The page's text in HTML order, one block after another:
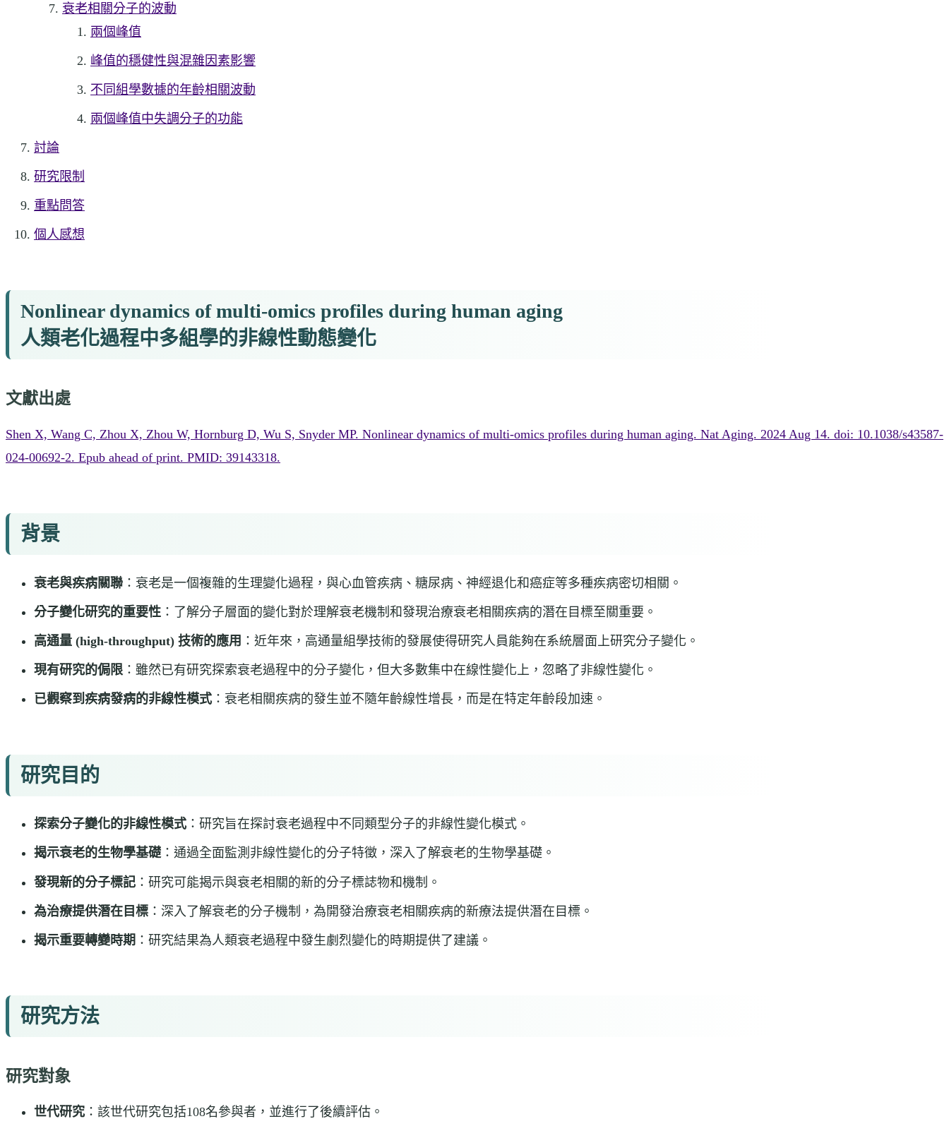
衰老相關分子的波動
兩個峰值
峰值的穩健性與混雜因素影響
不同組學數據的年齡相關波動
兩個峰值中失調分子的功能
討論
研究限制
重點問答
個人感想
Nonlinear dynamics of multi-omics profiles during human aging
人類老化過程中多組學的非線性動態變化
文獻出處
Shen X, Wang C, Zhou X, Zhou W, Hornburg D, Wu S, Snyder MP. Nonlinear dynamics of multi-omics profiles during human aging. Nat Aging. 2024 Aug 14. doi: 10.1038/s43587-
024-00692-2. Epub ahead of print. PMID: 39143318.
背景
衰老與疾病關聯 ：衰老是一個複雜的生理變化過程，與心血管疾病、糖尿病、神經退化和癌症等多種疾病密切相關。
分子變化研究的重要性 ：了解分子層面的變化對於理解衰老機制和發現治療衰老相關疾病的潛在目標至關重要。
高通量 (high-throughput) 技術的應用 ：近年來，高通量組學技術的發展使得研究人員能夠在系統層面上研究分子變化。
現有研究的侷限 ：雖然已有研究探索衰老過程中的分子變化，但大多數集中在線性變化上，忽略了非線性變化。
已觀察到疾病發病的非線性模式：衰老相關疾病的發生並不隨年齡線性增長，而是在特定年齡段加速。
研究目的
探索分子變化的非線性模式：研究旨在探討衰老過程中不同類型分子的非線性變化模式。
揭示衰老的生物學基礎：通過全面監測非線性變化的分子特徵，深入了解衰老的生物學基礎。
發現新的分子標記 ：研究可能揭示與衰老相關的新的分子標誌物和機制。
為治療提供潛在目標 ：深入了解衰老的分子機制，為開發治療衰老相關疾病的新療法提供潛在目標。
揭示重要轉變時期 ：研究結果為人類衰老過程中發生劇烈變化的時期提供了建議。
研究方法
研究對象
世代研究 ：該世代研究包括108名參與者，並進行了後續評估。